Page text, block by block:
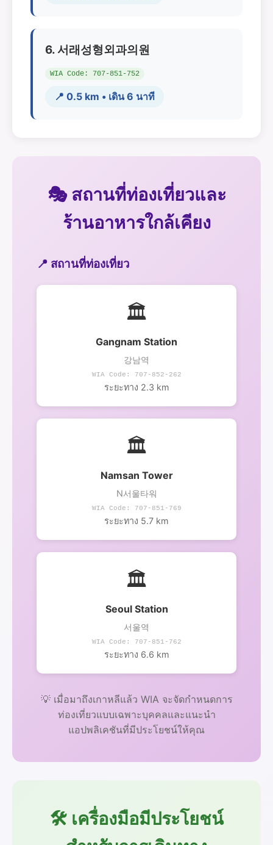
6. 서래성형외과의원
WIA Code: 707-851-752
📍 0.5 km • เดิน 6 นาที
🎭 สถานที่ท่องเที่ยวและ
ร้านอาหารใกล้เคียง
📍 สถานที่ท่องเที่ยว
🏛️
Gangnam Station
강남역
WIA Code: 707-852-262
ระยะทาง 2.3 km
🏛️
Namsan Tower
N서울타워
WIA Code: 707-851-769
ระยะทาง 5.7 km
🏛️
Seoul Station
서울역
WIA Code: 707-851-762
ระยะทาง 6.6 km
💡 เมื่อมาถึงเกาหลีแล้ว WIA จะจัดกำหนดการ
ท่องเที่ยวแบบเฉพาะบุคคลและแนะนำ
แอปพลิเคชันที่มีประโยชน์ให้คุณ
🛠️ เครื่องมือมีประโยชน์